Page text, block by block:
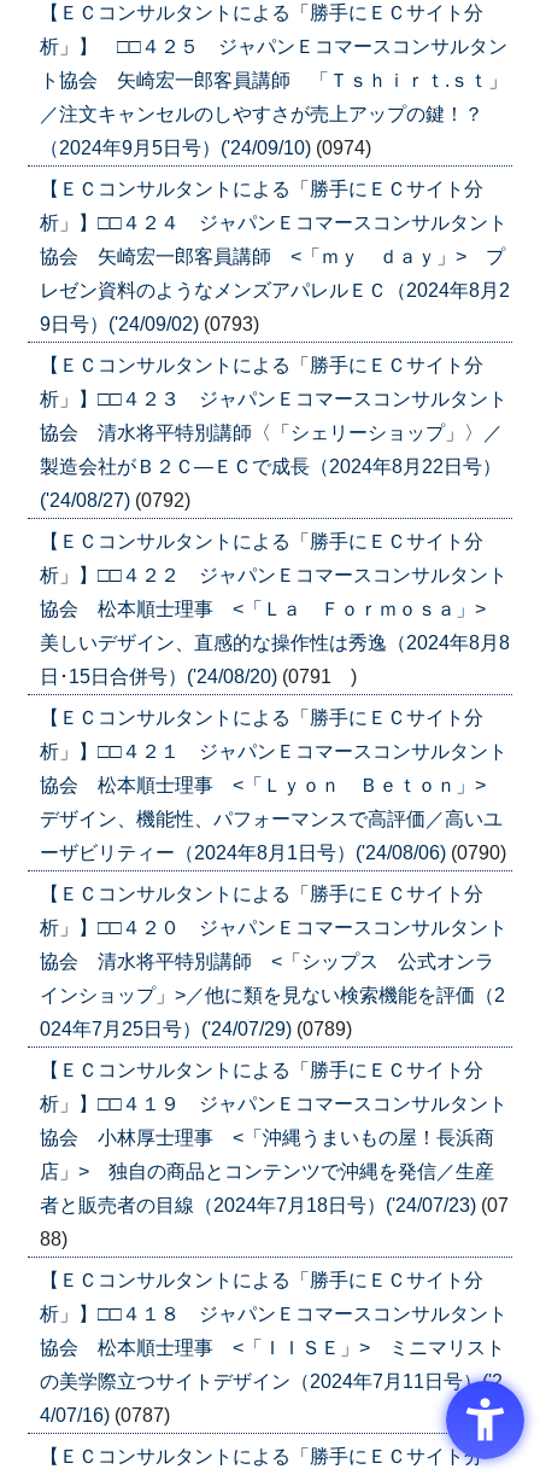
【ＥＣコンサルタントによる「勝手にＥＣサイト分
析」】 □□４２５ ジャパンＥコマースコンサルタン
ト協会 矢崎宏一郎客員講師 「Ｔｓｈｉｒｔ.ｓｔ」
／注文キャンセルのしやすさが売上アップの鍵！？
（2024年9月5日号）('24/09/10) (0974)
【ＥＣコンサルタントによる「勝手にＥＣサイト分
析」】□□４２４ ジャパンＥコマースコンサルタント
協会 矢崎宏一郎客員講師 <「ｍｙ ｄａｙ」> プ
レゼン資料のようなメンズアパレルＥＣ（2024年8月2
9日号）('24/09/02) (0793)
【ＥＣコンサルタントによる「勝手にＥＣサイト分
析」】□□４２３ ジャパンＥコマースコンサルタント
協会 清水将平特別講師〈「シェリーショップ」〉／
製造会社がＢ２Ｃ―ＥＣで成長（2024年8月22日号）
('24/08/27) (0792)
【ＥＣコンサルタントによる「勝手にＥＣサイト分
析」】□□４２２ ジャパンＥコマースコンサルタント
協会 松本順士理事 <「Ｌａ Ｆｏｒｍｏｓａ」>
美しいデザイン、直感的な操作性は秀逸（2024年8月8
日･15日合併号）('24/08/20) (0791 )
【ＥＣコンサルタントによる「勝手にＥＣサイト分
析」】□□４２１ ジャパンＥコマースコンサルタント
協会 松本順士理事 <「Ｌｙｏｎ Ｂｅｔｏｎ」>
デザイン、機能性、パフォーマンスで高評価／高いユ
ーザビリティー（2024年8月1日号）('24/08/06) (0790)
【ＥＣコンサルタントによる「勝手にＥＣサイト分
析」】□□４２０ ジャパンＥコマースコンサルタント
協会 清水将平特別講師 <「シップス 公式オンラ
インショップ」>／他に類を見ない検索機能を評価（2
024年7月25日号）('24/07/29) (0789)
【ＥＣコンサルタントによる「勝手にＥＣサイト分
析」】□□４１９ ジャパンＥコマースコンサルタント
協会 小林厚士理事 <「沖縄うまいもの屋！長浜商
店」> 独自の商品とコンテンツで沖縄を発信／生産
者と販売者の目線（2024年7月18日号）('24/07/23) (07
88)
【ＥＣコンサルタントによる「勝手にＥＣサイト分
析」】□□４１８ ジャパンＥコマースコンサルタント
協会 松本順士理事 <「ＩＩＳＥ」> ミニマリスト
の美学際立つサイトデザイン（2024年7月11日号）('2
4/07/16) (0787)
【ＥＣコンサルタントによる「勝手にＥＣサイト分